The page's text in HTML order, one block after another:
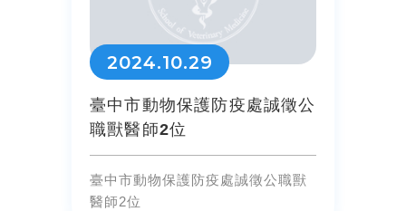
2024.10.29
臺中市動物保護防疫處誠徵公
職獸醫師2位
臺中市動物保護防疫處誠徵公職獸
醫師2位